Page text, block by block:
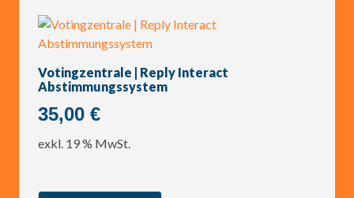
Votingzentrale | Reply Interact
Abstimmungssystem
35,00 €
exkl. 19 % MwSt.